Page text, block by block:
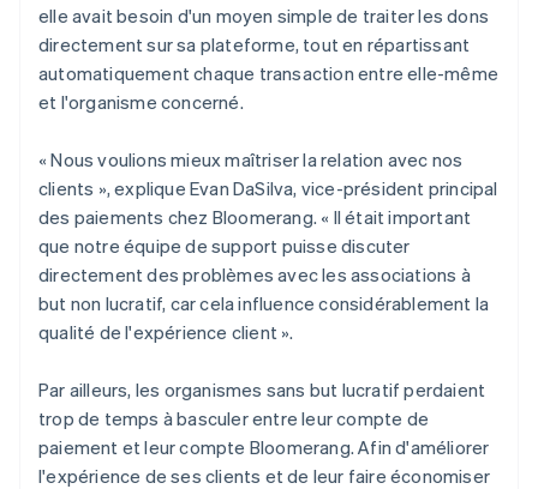
elle avait besoin d'un moyen simple de traiter les dons
directement sur sa plateforme, tout en répartissant
automatiquement chaque transaction entre elle-même
et l'organisme concerné.
« Nous voulions mieux maîtriser la relation avec nos
clients », explique Evan DaSilva, vice-président principal
des paiements chez Bloomerang. « Il était important
que notre équipe de support puisse discuter
directement des problèmes avec les associations à
but non lucratif, car cela influence considérablement la
qualité de l'expérience client ».
Par ailleurs, les organismes sans but lucratif perdaient
trop de temps à basculer entre leur compte de
paiement et leur compte Bloomerang. Afin d'améliorer
l'expérience de ses clients et de leur faire économiser